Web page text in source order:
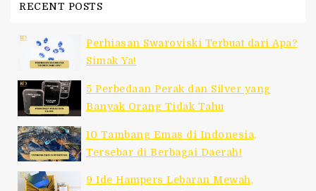
RECENT POSTS
Perhiasan Swaroviski Terbuat dari Apa?
Simak Ya!
5 Perbedaan Perak dan Silver yang
Banyak Orang Tidak Tahu
10 Tambang Emas di Indonesia,
Tersebar di Berbagai Daerah!
9 Ide Hampers Lebaran Mewah,